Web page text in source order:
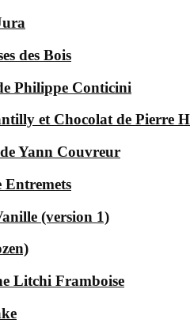
des Bois
Philippe Conticini
et Chocolat de Pierre
Yann Couvreur
Entremets
(version 1)
Litchi Framboise